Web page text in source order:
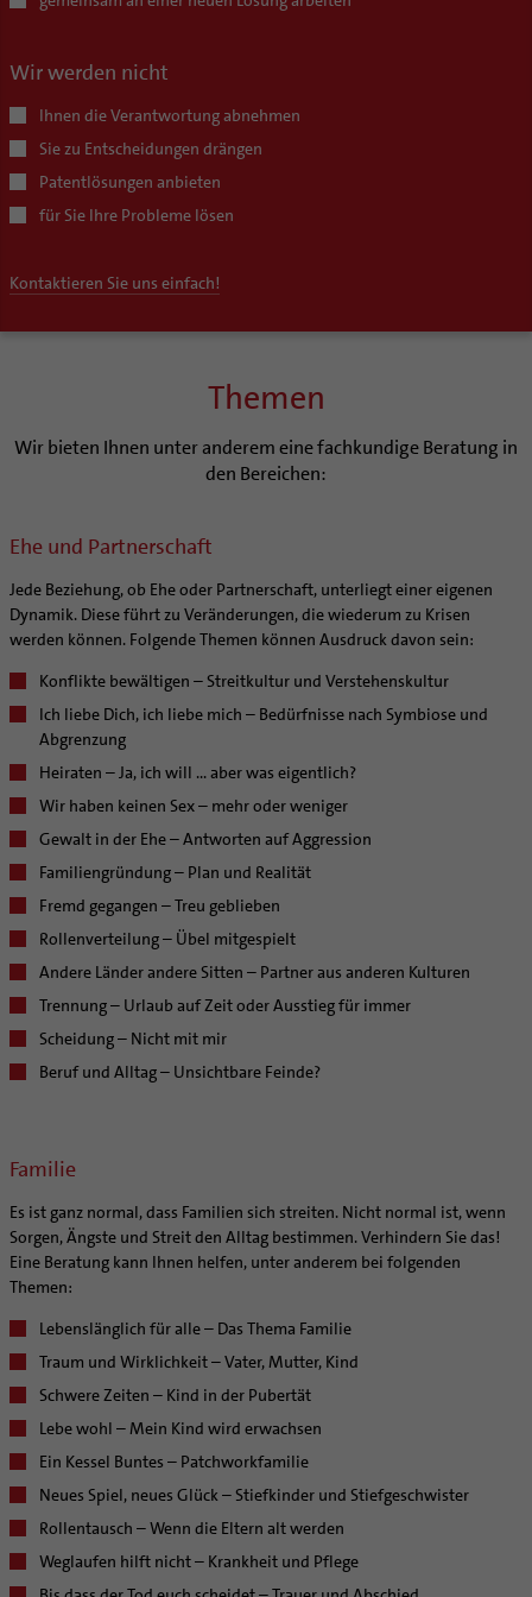
Wir werden nicht
Ihnen die Verantwortung abnehmen
Sie zu Entscheidungen drängen
Patentlösungen anbieten
für Sie Ihre Probleme lösen
Kontaktieren Sie uns einfach!
Themen
Wir bieten Ihnen unter anderem eine fachkundige Beratung in
den Bereichen:
Ehe und Partnerschaft
Jede Beziehung, ob Ehe oder Partnerschaft, unterliegt einer eigenen
Dynamik. Diese führt zu Veränderungen, die wiederum zu Krisen
werden können. Folgende Themen können Ausdruck davon sein:
Konflikte bewältigen – Streitkultur und Verstehenskultur
Ich liebe Dich, ich liebe mich – Bedürfnisse nach Symbiose und
Abgrenzung
Heiraten – Ja, ich will ... aber was eigentlich?
Wir haben keinen Sex – mehr oder weniger
Gewalt in der Ehe – Antworten auf Aggression
Familiengründung – Plan und Realität
Fremd gegangen – Treu geblieben
Rollenverteilung – Übel mitgespielt
Andere Länder andere Sitten – Partner aus anderen Kulturen
Trennung – Urlaub auf Zeit oder Ausstieg für immer
Scheidung – Nicht mit mir
Beruf und Alltag – Unsichtbare Feinde?
Familie
Es ist ganz normal, dass Familien sich streiten. Nicht normal ist, wenn
Sorgen, Ängste und Streit den Alltag bestimmen. Verhindern Sie das!
Eine Beratung kann Ihnen helfen, unter anderem bei folgenden
Themen:
Lebenslänglich für alle – Das Thema Familie
Traum und Wirklichkeit – Vater, Mutter, Kind
Schwere Zeiten – Kind in der Pubertät
Lebe wohl – Mein Kind wird erwachsen
Ein Kessel Buntes – Patchworkfamilie
Neues Spiel, neues Glück – Stiefkinder und Stiefgeschwister
Rollentausch – Wenn die Eltern alt werden
Weglaufen hilft nicht – Krankheit und Pflege